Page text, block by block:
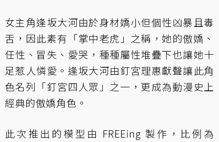
女主角逢坂大河由於身材嬌小但個性凶暴且毒
舌，因此素有「掌中老虎」之稱，她的傲嬌、
任性、冒失、愛哭，種種屬性堆疊下也讓她十
足惹人憐愛。逢坂大河由釘宮理惠獻聲讓此角
色名列「釘宮四人眾」之一，更成為動漫史上
經典的傲嬌角色。
此次推出的模型由 FREEing 製作，比例為